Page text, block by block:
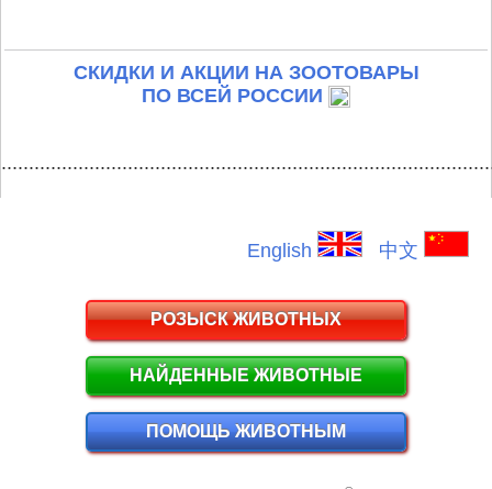
СКИДКИ И АКЦИИ НА ЗООТОВАРЫ
ПО ВСЕЙ РОССИИ
English 中文
РОЗЫСК ЖИВОТНЫХ
НАЙДЕННЫЕ ЖИВОТНЫЕ
ПОМОЩЬ ЖИВОТНЫМ